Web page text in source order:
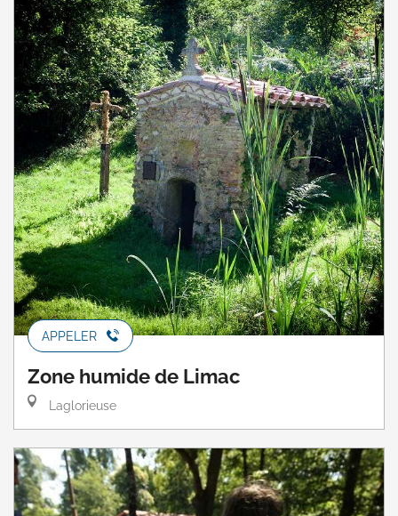
APPELER
Zone humide de Limac
Laglorieuse